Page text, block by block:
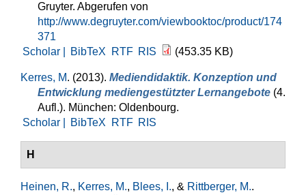
Gruyter. Abgerufen von
http://www.degruyter.com/viewbooktoc/product/174
371
Scholar |
BibTeX RTF RIS (453.35 KB)
Kerres, M. (2013). Mediendidaktik. Konzeption und
Entwicklung mediengestützter Lernangebote (4.
Aufl.). München: Oldenbourg.
Scholar |
BibTeX RTF RIS
H
Heinen, R., Kerres, M., Blees, I., & Rittberger, M..